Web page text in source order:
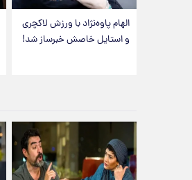
الهام پاوه‌نژاد با ورزش لاکچری
و استایل خاصش خبرساز شد!